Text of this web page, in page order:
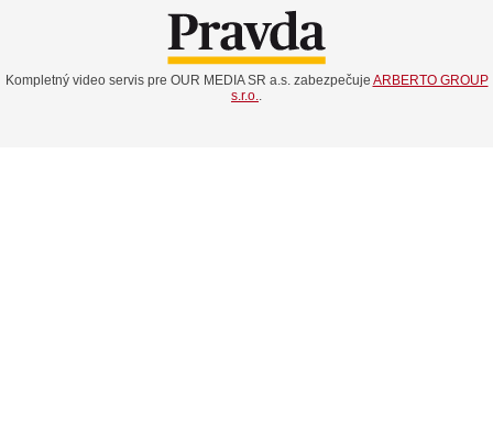
Kompletný video servis pre OUR MEDIA SR a.s. zabezpečuje ARBERTO GROUP
s.r.o.